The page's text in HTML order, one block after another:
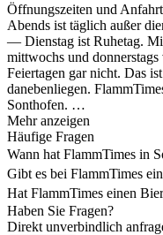
Öffnungszeiten und Anfahrt
Abends ist täglich außer
— Dienstag ist Ruhetag.
mittwochs und
Feiertagen gar nicht. Das
danebenliegen.
Sonthofen. …
Mehr anzeigen
Häufige Fragen
Wann hat FlammTimes in
Gibt es bei FlammTimes
Hat FlammTimes einen
Haben Sie Fragen?
Direkt unverbindlich